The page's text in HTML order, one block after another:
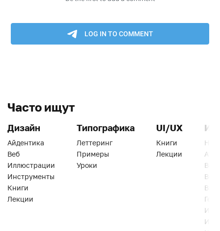
Часто ищут
Дизайн
Айдентика
Веб
Иллюстрации
Инструменты
Книги
Лекции
Типографика
Леттеринг
Примеры
Уроки
UI/UX
Книги
Лекции
Веб